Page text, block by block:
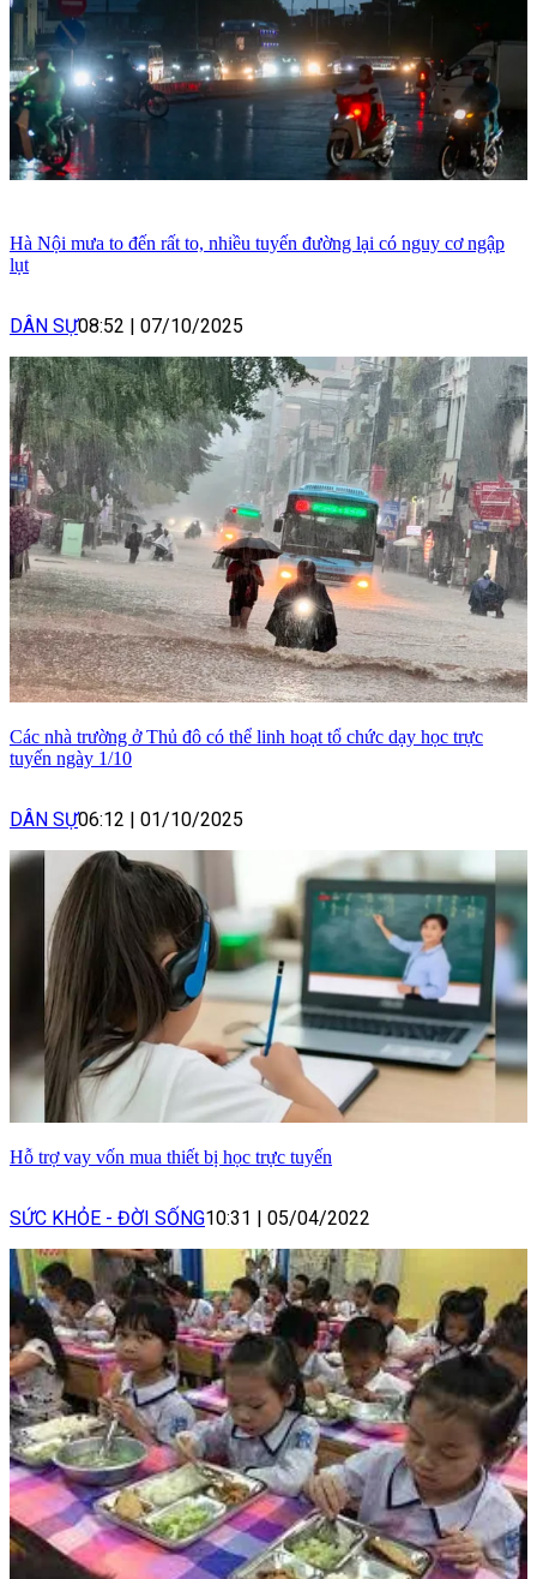
Hà Nội mưa to đến rất to, nhiều tuyến đường lại có nguy cơ ngập
lụt
DÂN SỰ08:52 | 07/10/2025
Các nhà trường ở Thủ đô có thể linh hoạt tổ chức dạy học trực
tuyến ngày 1/10
DÂN SỰ06:12 | 01/10/2025
Hỗ trợ vay vốn mua thiết bị học trực tuyến
SỨC KHỎE - ĐỜI SỐNG10:31 | 05/04/2022